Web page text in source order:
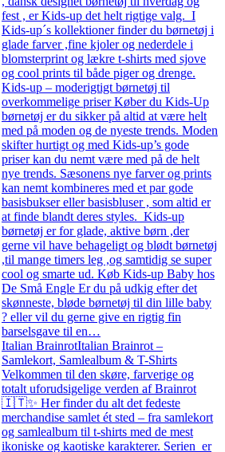
fest , er Kids-up det helt rigtige valg. I
Kids-up´s kollektioner finder du børnetøj i
glade farver ,fine kjoler og nederdele i
blomsterprint og lækre t-shirts med sjove
og cool prints til både piger og drenge.
Kids-up – moderigtigt børnetøj til
overkommelige priser Køber du Kids-Up
børnetøj er du sikker på altid at være helt
med på moden og de nyeste trends. Moden
skifter hurtigt og med Kids-up’s gode
priser kan du nemt være med på de helt
nye trends. Sæsonens nye farver og prints
kan nemt kombineres med et par gode
basisbukser eller basisbluser , som altid er
at finde blandt deres styles. Kids-up
børnetøj er for glade, aktive børn ,der
gerne vil have behageligt og blødt børnetøj
,til mange timers leg ,og samtidig se super
cool og smarte ud. Køb Kids-up Baby hos
De Små Engle Er du på udkig efter det
skønneste, bløde børnetøj til din lille baby
? eller vil du gerne give en rigtig fin
barselsgave til en…
Italian BrainrotItalian Brainrot –
Samlekort, Samlealbum & T-Shirts
Velkommen til den skøre, farverige og
totalt uforudsigelige verden af Brainrot
🇮🇹✨ Her finder du alt det fedeste
merchandise samlet ét sted – fra samlekort
og samlealbum til t-shirts med de mest
ikoniske og kaotiske karakterer. Serien er